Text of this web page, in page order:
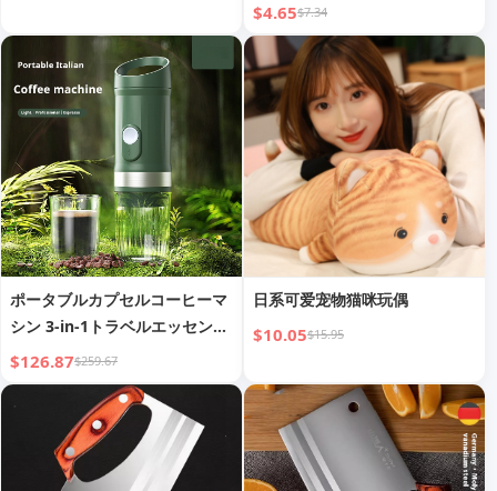
$4.65$7.34
ポータブルカプセルコーヒーマ
シン 3-in-1トラベルエッセンシ
ャル
$126.87$259.67
日系可爱宠物猫咪玩偶
$10.05$15.95